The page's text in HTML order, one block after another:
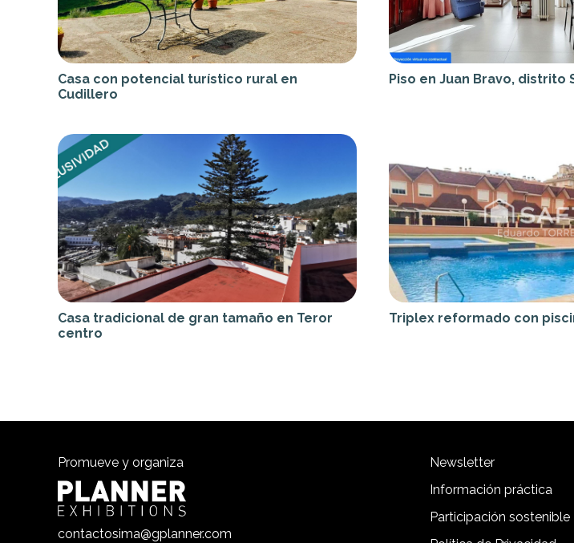
Casa con potencial turístico rural en
Cudillero
Piso en Juan Bravo, distrito
Casa tradicional de gran tamaño en Teror
centro
Triplex reformado con
Promueve y organiza
contactosima@gplanner.com
Newsletter
Información práctica
Participación sostenible